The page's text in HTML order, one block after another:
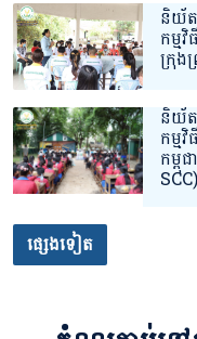
និយ័ត
កម្ម
ក្រុ
និយ័ត
កម្
កម្
ផ្សេងទៀត